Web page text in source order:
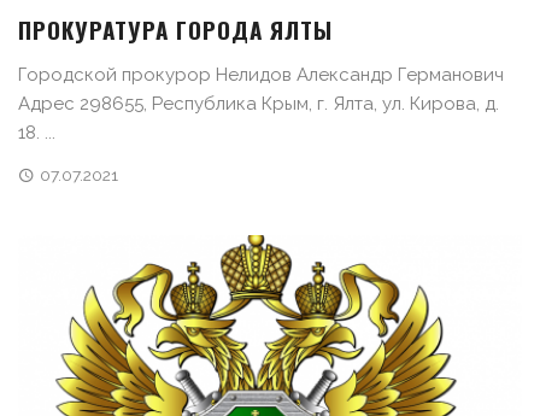
ПРОКУРАТУРА ГОРОДА ЯЛТЫ
Городской прокурор Нелидов Александр Германович
Адрес 298655, Республика Крым, г. Ялта, ул. Кирова, д.
18. ...
07.07.2021